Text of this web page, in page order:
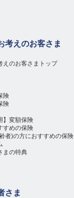
考えのお客さま
えのお客さまトップ
険
険
】変額保険
すめの保険
者)の方におすすめの保険
まの特典
さま